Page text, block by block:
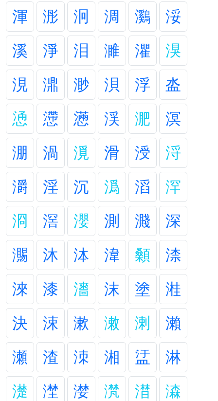
渾
浵 泂 淍 鸂
浽
溪
淨 泪 濉 灈
湨
涀
濎 渺 浿 浮
泴
慂
懘 懣 渓 淝
溟
淜
渦 漞 滑 涭
浖
灂
淫 沉 潙 滔
浫
浻
滘 瀴 測 濺
深
瀃
沐 泍 湋 顙
渿
淶
漆 瀒 沫 塗
溎
決
涑 漱 潄 溂
瀨
瀬
渣 洓 湘 盓
淋
濋
漜 漤 滼 澘
潹